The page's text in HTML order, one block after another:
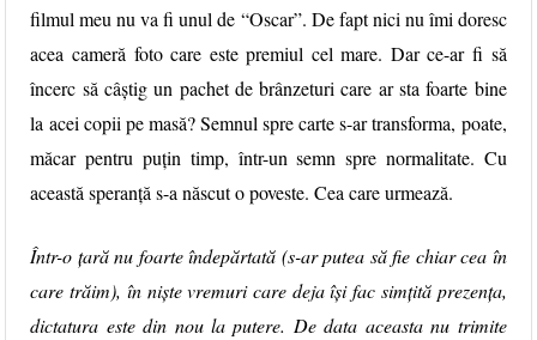
filmul meu nu va fi unul de “Oscar”. De fapt nici nu îmi doresc
acea cameră foto care este premiul cel mare. Dar ce-ar fi să
încerc să câștig un pachet de brânzeturi care ar sta foarte bine
la acei copii pe masă?Semnul spre cartes-ar transforma, poate,
măcar pentru puțin timp, într-un semn spre normalitate. Cu
această speranță s-a născut o poveste. Cea care urmează.
Într-o țară nu foarte îndepărtată (s-ar putea să fie chiar cea în
care trăim), în niște vremuri care deja își fac simțită prezența,
dictatura este din nou la putere. De data aceasta nu trimite